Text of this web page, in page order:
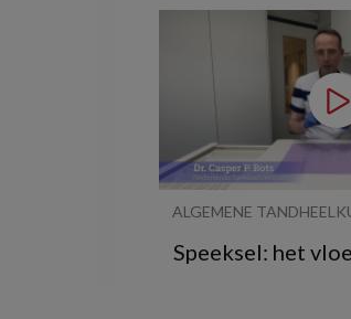
ALGEMENE
Speeksel: het